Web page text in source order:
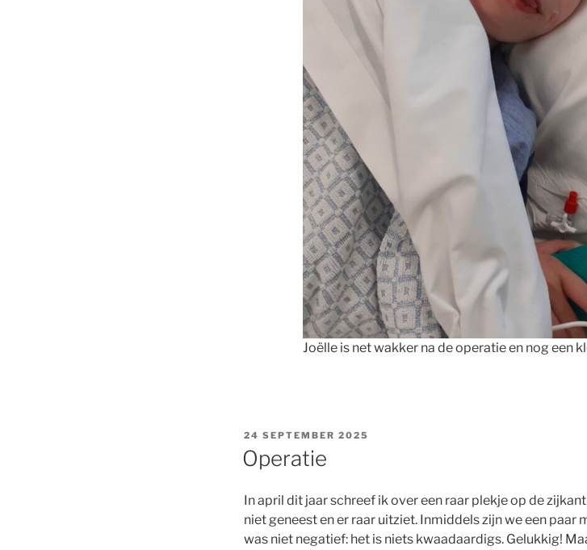
Joëlle is net wakker na de operatie en nog een
GEPLAATST
24 SEPTEMBER 2025
Operatie
In april dit jaar schreef ik over een raar plekje op de
niet geneest en er raar uitziet. Inmiddels zijn we een paar
was niet negatief: het is niets kwaadaardigs. Gelukkig!